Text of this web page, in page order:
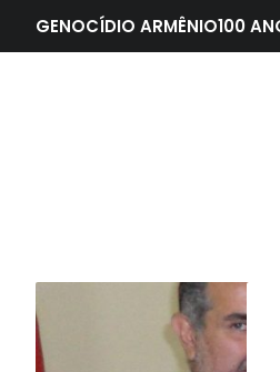
para
GENOCÍDIO ARMÊNIO100